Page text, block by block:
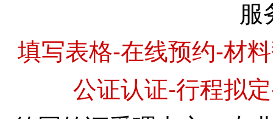
服
填写表格-在线预约-材
公证认证-行程拟